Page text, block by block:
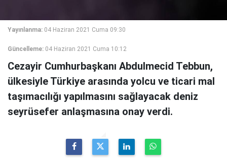
Yayınlanma: 04 Haziran 2021 Cuma 09:30
Güncelleme: 04 Haziran 2021 Cuma 10:12
Cezayir Cumhurbaşkanı Abdulmecid Tebbun,
ülkesiyle Türkiye arasında yolcu ve ticari mal
taşımacılığı yapılmasını sağlayacak deniz
seyrüsefer anlaşmasına onay verdi.